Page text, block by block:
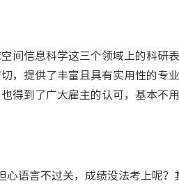
间信息科学这三个领域上的科研
，提供了丰富且具有实用性的专
得到了广大雇主的认可，基本不
语言不过关，成绩没法考上呢？